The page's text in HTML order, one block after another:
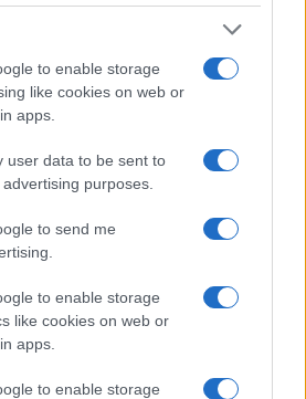
to enable storage
like cookies on web or
apps.
user data to be sent to
purposes.
to send me
to enable storage
like cookies on web or
apps.
to enable storage
cómo hackers explotaron una